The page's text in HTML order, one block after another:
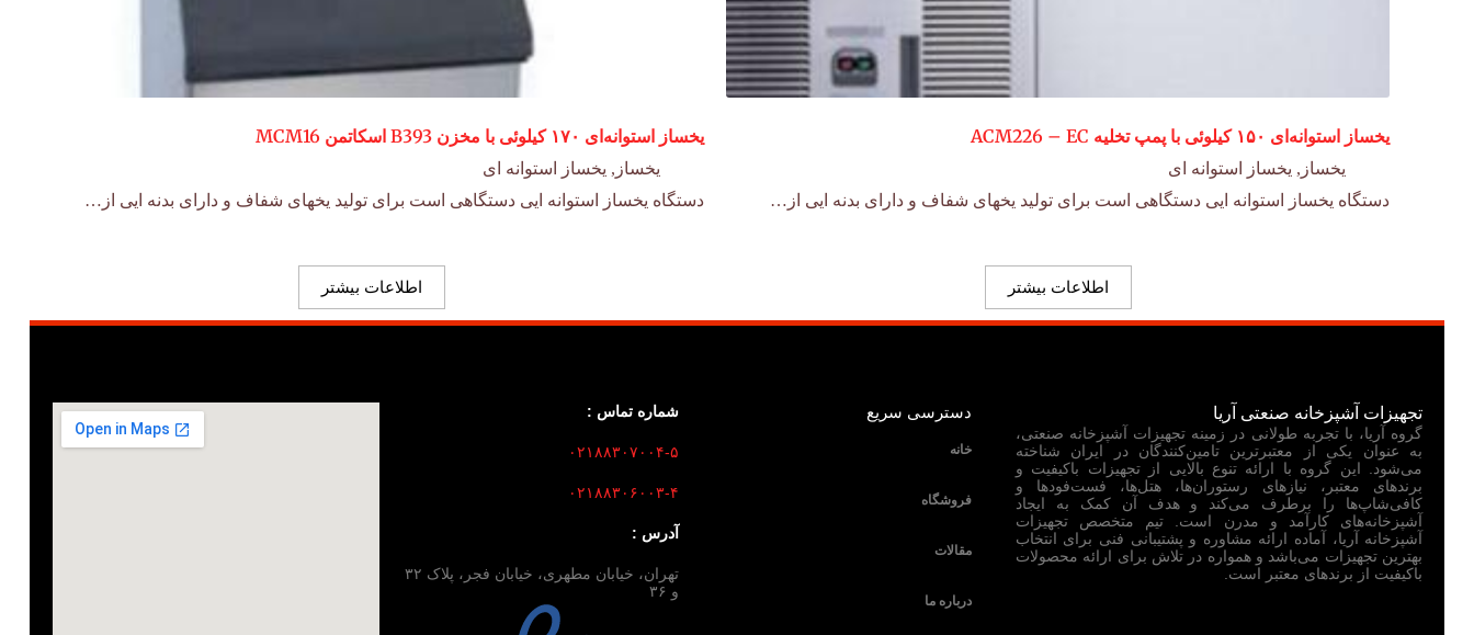
یخساز استوانه‌ای ۱۵۰ کیلوئی با پمپ تخلیه ACM226 – EC
یخساز , یخساز استوانه ای
دستگاه یخساز استوانه ایی دستگاهی است برای تولید یخهای شفاف و دارای بدنه ایی از…
اطلاعات بیشتر
یخساز استوانه‌ای ۱۷۰ کیلوئی با مخزن B393 اسکاتمن MCM16
یخساز , یخساز استوانه ای
دستگاه یخساز استوانه ایی دستگاهی است برای تولید یخهای شفاف و دارای بدنه ایی از…
اطلاعات بیشتر
تجهیزات آشپزخانه صنعتی آریا
گروه آریا، با تجربه طولانی در زمینه تجهیزات آشپزخانه صنعتی،
به عنوان یکی از معتبرترین تامین‌کنندگان در ایران شناخته
می‌شود. این گروه با ارائه تنوع بالایی از تجهیزات باکیفیت و
برندهای معتبر، نیازهای رستوران‌ها، هتل‌ها، فست‌فودها و
کافی‌شاپ‌ها را برطرف می‌کند و هدف آن کمک به ایجاد
آشپزخانه‌های کارآمد و مدرن است. تیم متخصص تجهیزات
آشپزخانه آریا، آماده ارائه مشاوره و پشتیبانی فنی برای انتخاب
بهترین تجهیزات می‌باشد و همواره در تلاش برای ارائه محصولات
باکیفیت از برندهای معتبر است.
دسترسی سریع
خانه
فروشگاه
مقالات
درباره ما
شماره تماس :
۰۲۱۸۸۳۰۷۰۰۴-۵
۰۲۱۸۸۳۰۶۰۰۳-۴
آدرس :
تهران، خیابان مطهری، خیابان فجر، پلاک ۳۲
و ۳۶